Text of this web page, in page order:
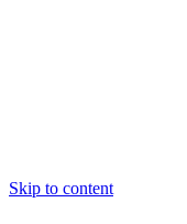
Skip to content